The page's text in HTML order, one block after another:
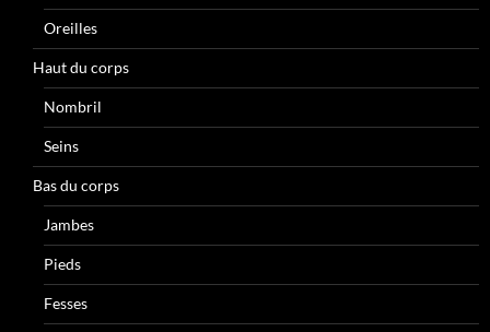
Oreilles
Haut du corps
Nombril
Seins
Bas du corps
Jambes
Pieds
Fesses